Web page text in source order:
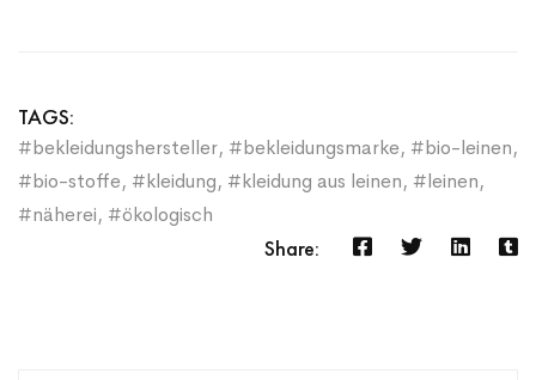
TAGS:
#bekleidungshersteller, #bekleidungsmarke, #bio-leinen,
#bio-stoffe, #kleidung, #kleidung aus leinen, #leinen,
#näherei, #ökologisch
Share: